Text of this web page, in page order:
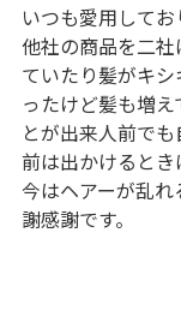
いつも愛用して
他社の商品を二
ていたり髪がキ
ったけど髪も増
とが出来人前で
前は出かけるとき
今はヘアーが乱
謝感謝です。